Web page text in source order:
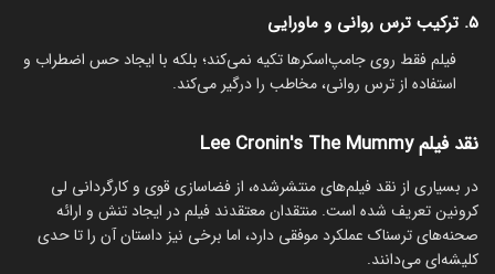
۵. ترکیب ترس روانی و ماورایی
فیلم فقط روی جامپ‌اسکرها تکیه نمی‌کند؛ بلکه با ایجاد حس اضطراب و
استفاده از ترس روانی، مخاطب را درگیر می‌کند.
نقد فیلم Lee Cronin's The Mummy
در بسیاری از نقد فیلم‌های منتشرشده، از فضاسازی قوی و کارگردانی لی
کرونین تعریف شده است. منتقدان معتقدند فیلم در ایجاد تنش و ارائه
صحنه‌های ترسناک عملکرد موفقی دارد، اما برخی نیز داستان آن را تا حدی
کلیشه‌ای می‌دانند.